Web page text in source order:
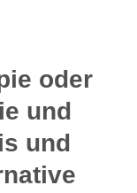
oder
und
und